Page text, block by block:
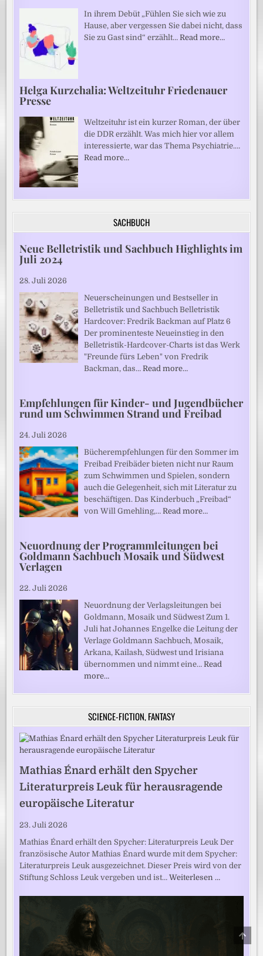
In ihrem Debüt „Fühlen Sie sich wie zu
Hause, aber vergessen Sie dabei nicht, dass
Sie zu Gast sind“ erzählt…Read more…
Helga Kurzchalia: Weltzeituhr Friedenauer
Presse
Weltzeituhr ist ein kurzer Roman, der über
die DDR erzählt. Was mich hier vor allem
interessierte, war das Thema Psychiatrie.…
Read more…
SACHBUCH
Neue Belletristik und Sachbuch Highlights im
Juli 2024
28. Juli 2026
Neuerscheinungen und Bestseller in
Belletristik und Sachbuch Belletristik
Hardcover: Fredrik Backman auf Platz 6
Der prominenteste Neueinstieg in den
Belletristik-Hardcover-Charts ist das Werk
"Freunde fürs Leben" von Fredrik
Backman, das…Read more…
Empfehlungen für Kinder- und Jugendbücher
rund um Schwimmen Strand und Freibad
24. Juli 2026
Bücherempfehlungen für den Sommer im
Freibad Freibäder bieten nicht nur Raum
zum Schwimmen und Spielen, sondern
auch die Gelegenheit, sich mit Literatur zu
beschäftigen. Das Kinderbuch „Freibad“
von Will Gmehling,…Read more…
Neuordnung der Programmleitungen bei
Goldmann Sachbuch Mosaik und Südwest
Verlagen
22. Juli 2026
Neuordnung der Verlagsleitungen bei
Goldmann, Mosaik und Südwest Zum 1.
Juli hat Johannes Engelke die Leitung der
Verlage Goldmann Sachbuch, Mosaik,
Arkana, Kailash, Südwest und Irisiana
übernommen und nimmt eine…Read
more…
SCIENCE-FICTION, FANTASY
Mathias Énard erhält den Spycher
Literaturpreis Leuk für herausragende
europäische Literatur
23. Juli 2026
Mathias Énard erhält den Spycher: Literaturpreis Leuk Der
französische Autor Mathias Énard wurde mit dem Spycher:
Literaturpreis Leuk ausgezeichnet. Dieser Preis wird von der
Stiftung Schloss Leuk vergeben und ist…Weiterlesen …
TO